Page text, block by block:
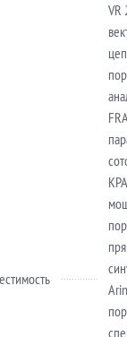
VR